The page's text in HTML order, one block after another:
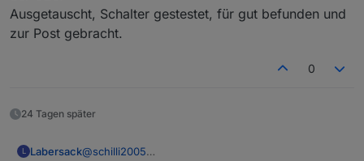
Ausgetauscht, Schalter gestestet, für gut befunden und
zur Post gebracht.
0
24 Tagen später
L Labersack@schilli2005